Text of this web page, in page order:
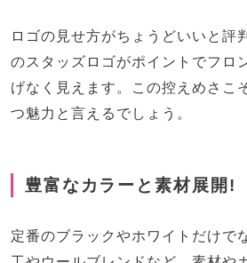
ロゴの見せ方がちょうどいいと評
のスタッズロゴがポイントでフロ
げなく見えます。この控えめさこ
つ魅力と言えるでしょう。
豊富なカラーと素材展開!
定番のブラックやホワイトだけで